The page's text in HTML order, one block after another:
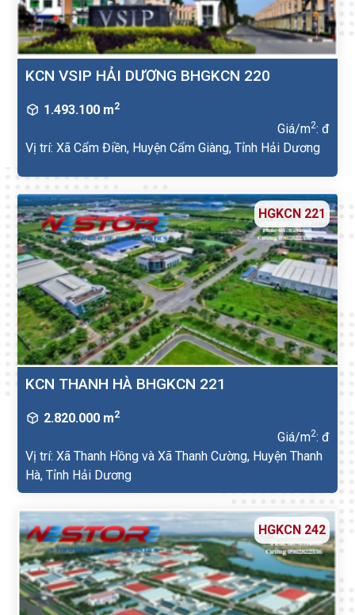
KCN VSIP HẢI DƯƠNG BHGKCN 220
1.493.100 m2
Giá/m2: đ
Vị trí: Xã Cẩm Điền, Huyện Cẩm Giàng, Tỉnh Hải Dương
HGKCN 221
KCN THANH HÀ BHGKCN 221
2.820.000 m2
Giá/m2: đ
Vị trí: Xã Thanh Hồng và Xã Thanh Cường, Huyện Thanh
Hà, Tỉnh Hải Dương
HGKCN 242